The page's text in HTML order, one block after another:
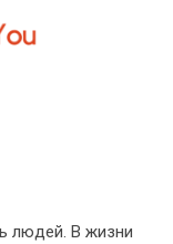
людей. В жизни